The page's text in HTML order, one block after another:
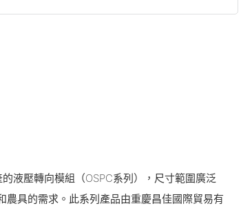
液壓轉向模組（OSPC系列），尺寸範圍廣泛
農具的需求。此系列產品由重慶昌佳國際貿易有